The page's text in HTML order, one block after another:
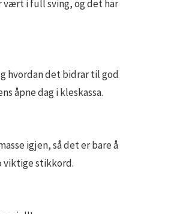
vært i full sving, og det har
hvordan det bidrar til god
åpne dag i kleskassa.
igjen, så det er bare å
viktige stikkord.